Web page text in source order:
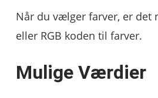
Når du vælger farver, er det
eller RGB koden til farver.
Mulige Værdier